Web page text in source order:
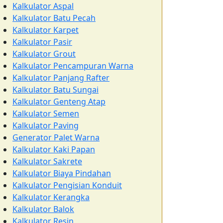
Kalkulator Aspal
Kalkulator Batu Pecah
Kalkulator Karpet
Kalkulator Pasir
Kalkulator Grout
Kalkulator Pencampuran Warna
Kalkulator Panjang Rafter
Kalkulator Batu Sungai
Kalkulator Genteng Atap
Kalkulator Semen
Kalkulator Paving
Generator Palet Warna
Kalkulator Kaki Papan
Kalkulator Sakrete
Kalkulator Biaya Pindahan
Kalkulator Pengisian Konduit
Kalkulator Kerangka
Kalkulator Balok